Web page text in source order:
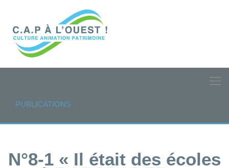
PUBLICATIONS
N°8-1 « Il était des écoles